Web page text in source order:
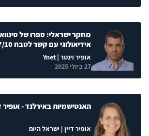
מחקר ישראלי: ספרו של
אידיאולוגי עם קשר לטבח 7/10 - ynet
אופיר וינטר | Ynet
27 ביולי 2025
האנטישמיות באירלנד - אופיר
אופיר דיין | ישראל היום